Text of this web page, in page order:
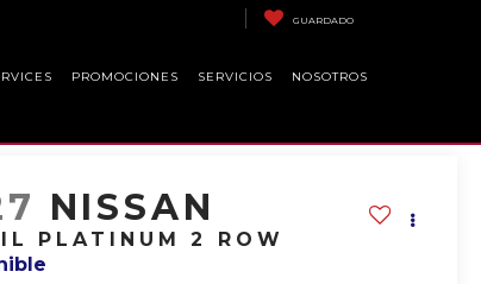
GUARDADO
PROMOCIONES SERVICIOS NOSOTROS
NISSAN
PLATINUM 2 ROW